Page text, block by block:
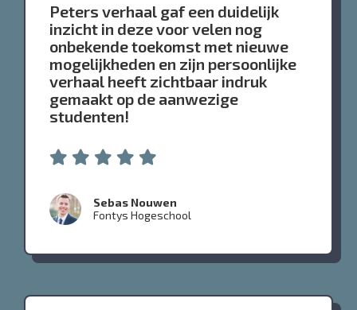
Peters verhaal gaf een duidelijk
inzicht in deze voor velen nog
onbekende toekomst met nieuwe
mogelijkheden en zijn persoonlijke
verhaal heeft zichtbaar indruk
gemaakt op de aanwezige
studenten!
Sebas Nouwen
Fontys Hogeschool